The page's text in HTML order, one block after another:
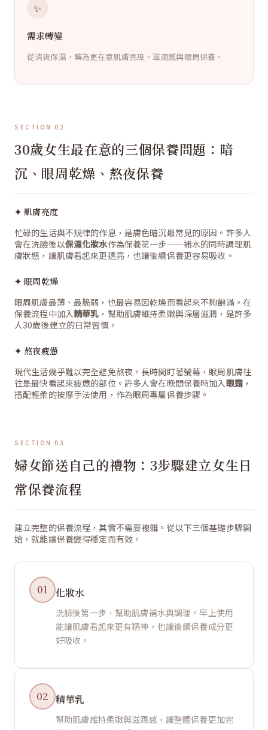
✨
需求轉變
從清爽保濕，轉為更在意肌膚亮度、滋潤感與眼周保養。
SECTION 02
30歲女生最在意的三個保養問題：暗
沉、眼周乾燥、熬夜保養
✦ 肌膚亮度
忙碌的生活與不規律的作息，是膚色暗沉最常見的原因。許多人
會在洗臉後以保濕化妝水作為保養第一步——補水的同時調理肌
膚狀態，讓肌膚看起來更透亮，也讓後續保養更容易吸收。
✦ 眼周乾燥
眼周肌膚最薄、最脆弱，也最容易因乾燥而看起來不夠飽滿。在
保養流程中加入精華乳 ，幫助肌膚維持柔嫩與深層滋潤，是許多
人30歲後建立的日常習慣。
✦ 熬夜疲憊
現代生活幾乎難以完全避免熬夜。長時間盯著螢幕，眼周肌膚往
往是最快看起來疲憊的部位。許多人會在晚間保養時加入眼霜，
搭配輕柔的按摩手法使用，作為眼周專屬保養步驟。
SECTION 03
婦女節送自己的禮物：3步驟建立女生日
常保養流程
建立完整的保養流程，其實不需要複雜。從以下三個基礎步驟開
始，就能讓保養變得穩定而有效。
01 化妝水
洗臉後第一步，幫助肌膚補水與調理。早上使用
能讓肌膚看起來更有精神，也讓後續保養成分更
好吸收。
02 精華乳
幫助肌膚維持柔嫩與滋潤感，讓整體保養更加完